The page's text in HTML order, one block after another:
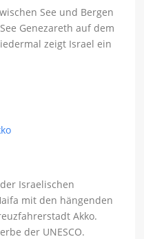
See und Bergen
Genezareth auf dem
zeigt Israel ein
Israelischen
mit den hängenden
Akko.
der UNESCO.